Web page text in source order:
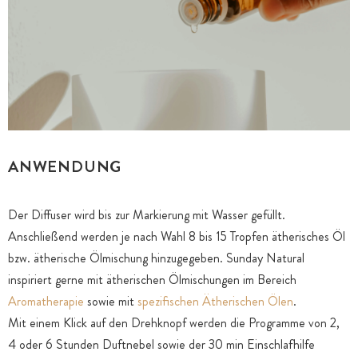
ANWENDUNG
Der Diffuser wird bis zur Markierung mit Wasser gefüllt.
Anschließend werden je nach Wahl 8 bis 15 Tropfen ätherisches Öl
bzw. ätherische Ölmischung hinzugegeben. Sunday Natural
inspiriert gerne mit ätherischen Ölmischungen im Bereich
Aromatherapie sowie mitspezifischen Ätherischen Ölen.
Mit einem Klick auf den Drehknopf werden die Programme von 2,
4 oder 6 Stunden Duftnebel sowie der 30 min Einschlafhilfe